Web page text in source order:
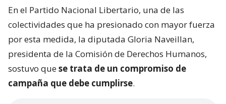
En el Partido Nacional Libertario, una de las
colectividades que ha presionado con mayor fuerza
por esta medida, la diputada Gloria Naveillan,
presidenta de la Comisión de Derechos Humanos,
sostuvo quese trata de un compromiso de
campaña que debe cumplirse.